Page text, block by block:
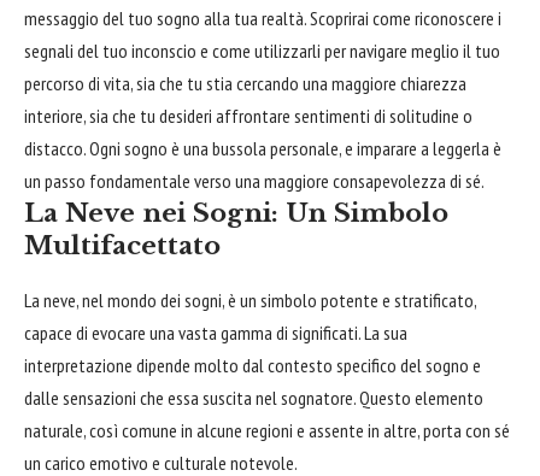
messaggio del tuo sogno alla tua realtà. Scoprirai come riconoscere i
segnali del tuo inconscio e come utilizzarli per navigare meglio il tuo
percorso di vita, sia che tu stia cercando una maggiore chiarezza
interiore, sia che tu desideri affrontare sentimenti di solitudine o
distacco. Ogni sogno è una bussola personale, e imparare a leggerla è
un passo fondamentale verso una maggiore consapevolezza di sé.
La Neve nei Sogni: Un Simbolo
Multifacettato
La neve, nel mondo dei sogni, è un simbolo potente e stratificato,
capace di evocare una vasta gamma di significati. La sua
interpretazione dipende molto dal contesto specifico del sogno e
dalle sensazioni che essa suscita nel sognatore. Questo elemento
naturale, così comune in alcune regioni e assente in altre, porta con sé
un carico emotivo e culturale notevole.